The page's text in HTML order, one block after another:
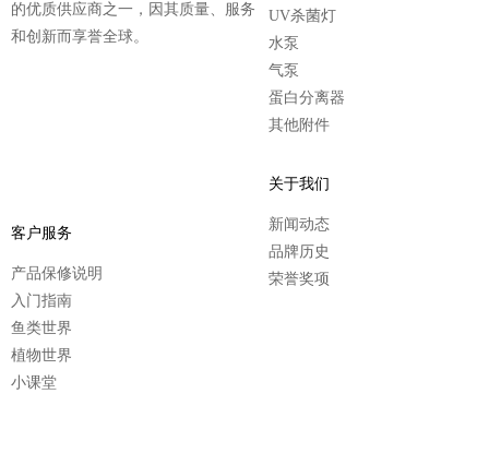
的优质供应商之一，因其质量、服务
和创新而享誉全球。
UV杀菌灯
水泵
气泵
蛋白分离器
其他附件
客户服务
产品保修说明
入门指南
鱼类世界
植物世界
小课堂
关于我们
新闻动态
品牌历史
荣誉奖项